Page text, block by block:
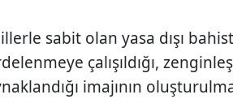
sabit olan yasa dışı
çalışıldığı,
imajının